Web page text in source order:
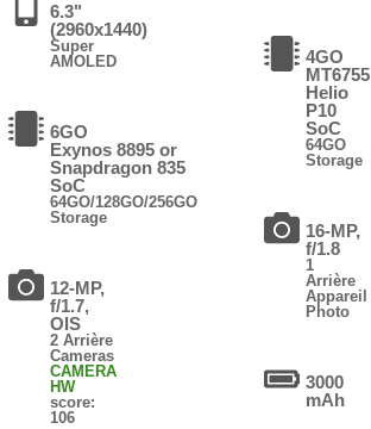
6.3"
(2960x1440)
Super
AMOLED
6GO
Exynos 8895 or
Snapdragon 835
SoC
64GO/128GO/256GO
Storage
12-MP,
f/1.7,
OIS
2 Arrière
Cameras
CAMERA
HW
score:
106
4GO
MT6755
Helio
P10
SoC
64GO
Storage
16-MP,
f/1.8
1
Arrière
Appareil
Photo
3000
mAh